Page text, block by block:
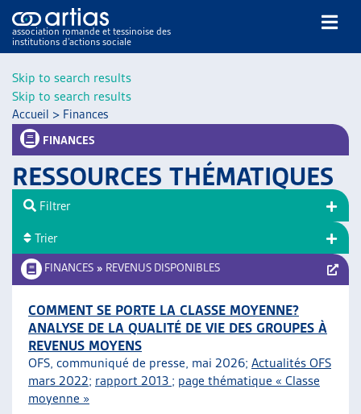
Skip to search results
Skip to search results
association romande et tessinoise des
institutions d’actions sociale
NOS PUBLICATIONS
DOSSIERS DU MOIS
VEILLE
RESSOURCES
THÉMATIQUES
GUIDE SOCIAL ROMAND
AUTRES
ARTIAS
L’ASSOCIATION
Accueil > Finances
FINANCES
RESSOURCES THÉMATIQUES
FINANCES » REVENUS DISPONIBLES
COMMENT SE PORTE LA CLASSE MOYENNE?
ANALYSE DE LA QUALITÉ DE VIE DES GROUPES À
REVENUS MOYENS
OFS, communiqué de presse, mai 2026; Actualités OFS
mars 2022; rapport 2013 ; page thématique « Classe
moyenne »
Filtrer
Trier